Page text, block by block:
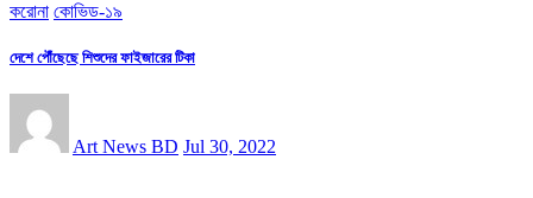
করোনা কোভিড-১৯
দেশে পৌঁছেছে শিশুদের ফাইজারের টিকা
Art News BD Jul 30, 2022